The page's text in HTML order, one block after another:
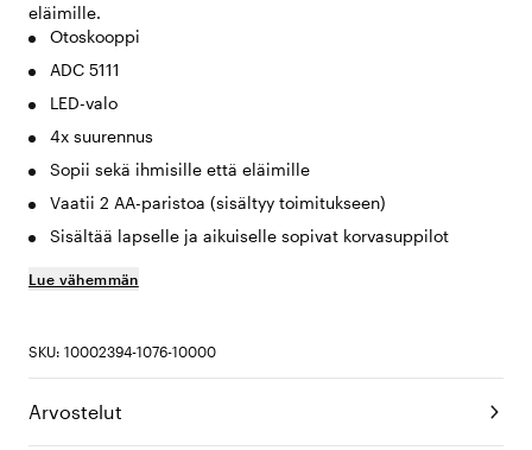
eläimille.
Otoskooppi
ADC 5111
LED-valo
4x suurennus
Sopii sekä ihmisille että eläimille
Vaatii 2 AA-paristoa (sisältyy toimitukseen)
Sisältää lapselle ja aikuiselle sopivat korvasuppilot
Lue vähemmän
SKU: 10002394-1076-10000
Arvostelut